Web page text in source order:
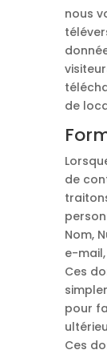
nous
de
de
Nom,
e-mail,
Ces
pour
Ces